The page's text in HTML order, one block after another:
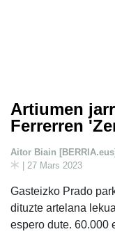
Artiumen
Ferrerren
Aitor Biain
| 27 Mars 2023
Gasteizko Prado
dituzte artelana
espero dute. 60.000